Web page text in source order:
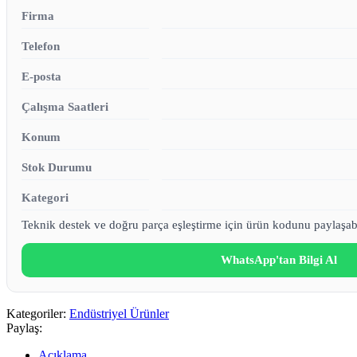
Firma
Telefon
E-posta
Çalışma Saatleri
Konum
Stok Durumu
Kategori
Teknik destek ve doğru parça eşleştirme için ürün kodunu
WhatsApp'tan Bilgi Al
Kategoriler: Endüstriyel Ürünler
Paylaş: